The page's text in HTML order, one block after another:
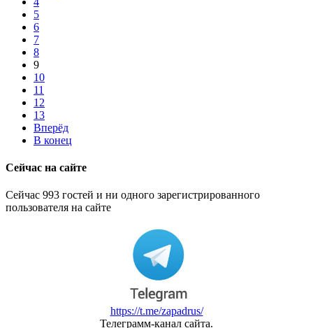
5
6
7
8
9
10
11
12
13
Вперёд
В конец
Сейчас на сайте
Сейчас 993 гостей и ни одного зарегистрированного
пользователя на сайте
https://t.me/zapadrus/
Телеграмм-канал сайта.